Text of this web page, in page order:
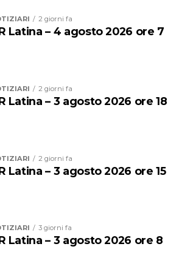
che spazia dalla musica barocca
Mark Milhofer è uno dei
in Italia: dopo essere stato corista
a Oxford e aver studiato alla
Music di Londra, ha debuttato in
Strehler per “Così fan tutte” al
2 giorni fa
Latina – 4 agosto 2026 ore 7
2 giorni fa
Latina – 3 agosto 2026 ore 18
2 giorni fa
Latina – 3 agosto 2026 ore 15
3 giorni fa
Latina – 3 agosto 2026 ore 8